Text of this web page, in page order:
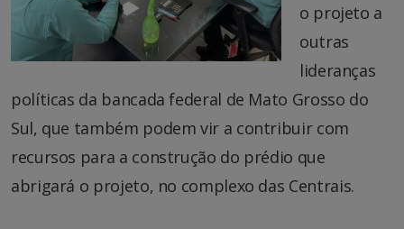
o projeto a
outras
lideranças
políticas da bancada federal de Mato Grosso do
Sul, que também podem vir a contribuir com
recursos para a construção do prédio que
abrigará o projeto, no complexo das Centrais.